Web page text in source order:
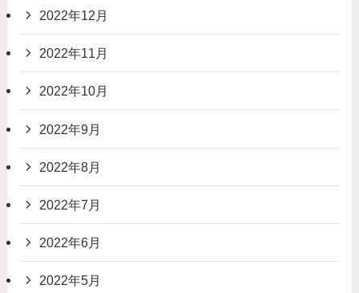
2022年12月
2022年11月
2022年10月
2022年9月
2022年8月
2022年7月
2022年6月
2022年5月